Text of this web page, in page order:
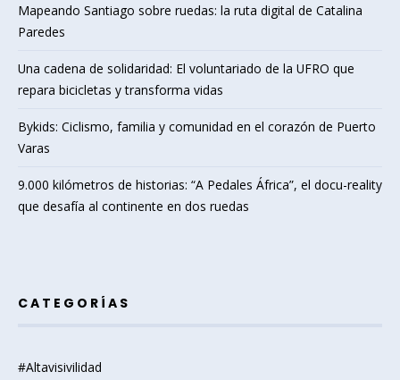
Mapeando Santiago sobre ruedas: la ruta digital de Catalina
Paredes
Una cadena de solidaridad: El voluntariado de la UFRO que
repara bicicletas y transforma vidas
Bykids: Ciclismo, familia y comunidad en el corazón de Puerto
Varas
9.000 kilómetros de historias: “A Pedales África”, el docu-reality
que desafía al continente en dos ruedas
CATEGORÍAS
#Altavisivilidad